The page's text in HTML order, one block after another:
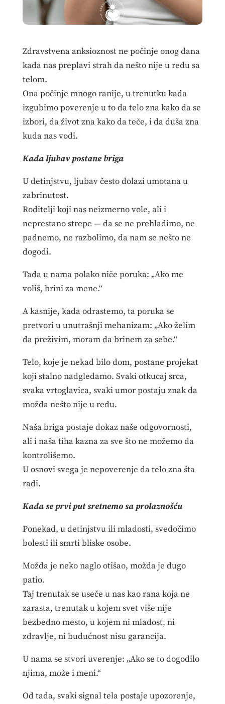
Zdravstvena anksioznost ne počinje onog dana
kada nas preplavi strah da nešto nije u redu sa
telom.
Ona počinje mnogo ranije, u trenutku kada
izgubimo poverenje u to da telo zna kako da se
izbori, da život zna kako da teče, i da duša zna
kuda nas vodi.
Kada ljubav postane briga
U detinjstvu, ljubav često dolazi umotana u
zabrinutost.
Roditelji koji nas neizmerno vole, ali i
neprestano strepe — da se ne prehladimo, ne
padnemo, ne razbolimo, da nam se nešto ne
dogodi.
Tada u nama polako niče poruka: „Ako me
voliš, brini za mene.“
A kasnije, kada odrastemo, ta poruka se
pretvori u unutrašnji mehanizam: „Ako želim
da preživim, moram da brinem za sebe.“
Telo, koje je nekad bilo dom, postane projekat
koji stalno nadgledamo. Svaki otkucaj srca,
svaka vrtoglavica, svaki umor postaju znak da
možda nešto nije u redu.
Naša briga postaje dokaz naše odgovornosti,
ali i naša tiha kazna za sve što ne možemo da
kontrolišemo.
U osnovi svega je nepoverenje da telo zna šta
radi.
Kada se prvi put sretnemo sa prolaznošću
Ponekad, u detinjstvu ili mladosti, svedočimo
bolesti ili smrti bliske osobe.
Možda je neko naglo otišao, možda je dugo
patio.
Taj trenutak se useče u nas kao rana koja ne
zarasta, trenutak u kojem svet više nije
bezbedno mesto, u kojem ni mladost, ni
zdravlje, ni budućnost nisu garancija.
U nama se stvori uverenje: „Ako se to dogodilo
njima, može i meni.“
Od tada, svaki signal tela postaje upozorenje,